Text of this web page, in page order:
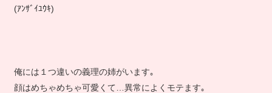
(ｱﾝｻﾞｲﾕｳｷ)
俺には１つ違いの義理の姉がいます｡
顔はめちゃめちゃ可愛くて…異常によくモテます｡